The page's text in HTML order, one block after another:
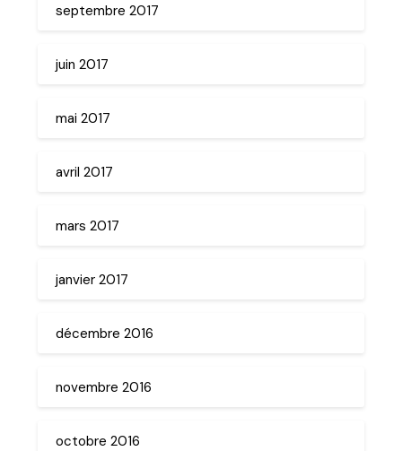
septembre 2017
juin 2017
mai 2017
avril 2017
mars 2017
janvier 2017
décembre 2016
novembre 2016
octobre 2016